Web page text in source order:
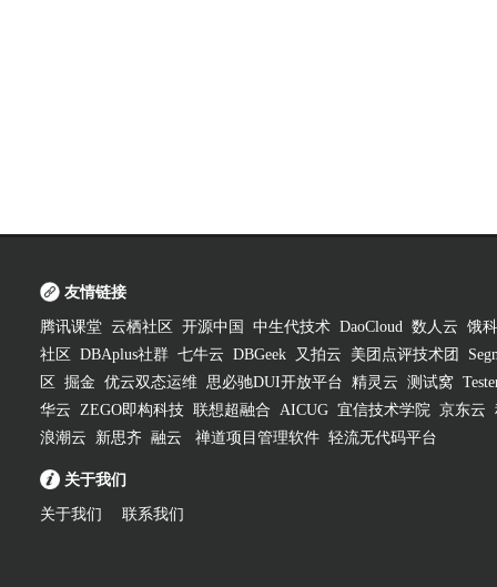
友情链接
腾讯课堂 云栖社区 开源中国 中生代技术 DaoCloud 数人云 饿
社区
DBAplus社群 七牛云 DBGeek 又拍云 美团点评技术团
区
掘金 优云双态运维 思必驰DUI开放平台 精灵云 测试窝
华云 ZEGO即构科技 联想超融合 AICUG 宜信技术学院 京东云
浪潮云
新思齐 融云 禅道项目管理软件 轻流无代码平台
关于我们
关于我们 联系我们